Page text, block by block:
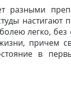
разными
легко,
причем
в